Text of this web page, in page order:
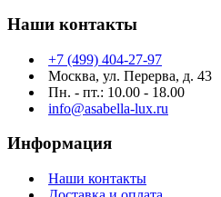
Наши контакты
+7 (499) 404-27-97
Москва, ул. Перерва, д. 43
Пн. - пт.: 10.00 - 18.00
info@asabella-lux.ru
Информация
Наши контакты